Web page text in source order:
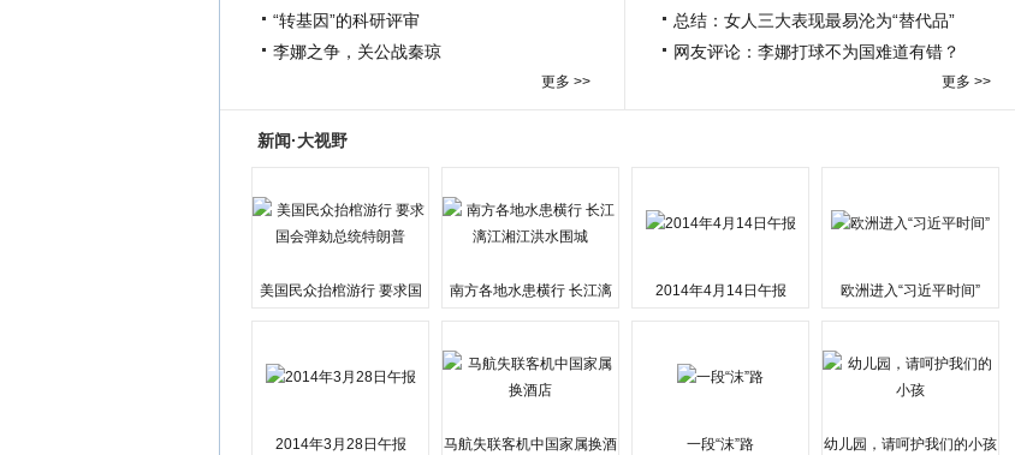
“转基因”的科研评审
李娜之争，关公战秦琼
更多 >>
总结：女人三大表现最易沦为“替代品”
网友评论：李娜打球不为国难道有错？
更多 >>
新闻·大视野
美国民众抬棺游行 要求国
南方各地水患横行 长江漓
2014年4月14日午报 欧洲进入“习近平时间”
2014年3月28日午报 马航失联客机中国家属换酒 一段“沫”路 幼儿园，请呵护我们的小孩